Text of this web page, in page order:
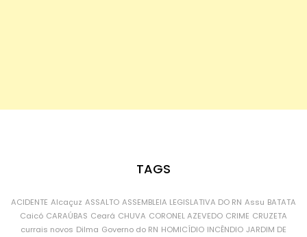
TAGS
ACIDENTE Alcaçuz ASSALTO ASSEMBLEIA LEGISLATIVA DO RN Assu BATATA
Caicó CARAÚBAS Ceará CHUVA CORONEL AZEVEDO CRIME CRUZETA
currais novos Dilma Governo do RN HOMICÍDIO INCÊNDIO JARDIM DE